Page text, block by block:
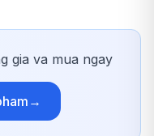
gia va mua ngay
→